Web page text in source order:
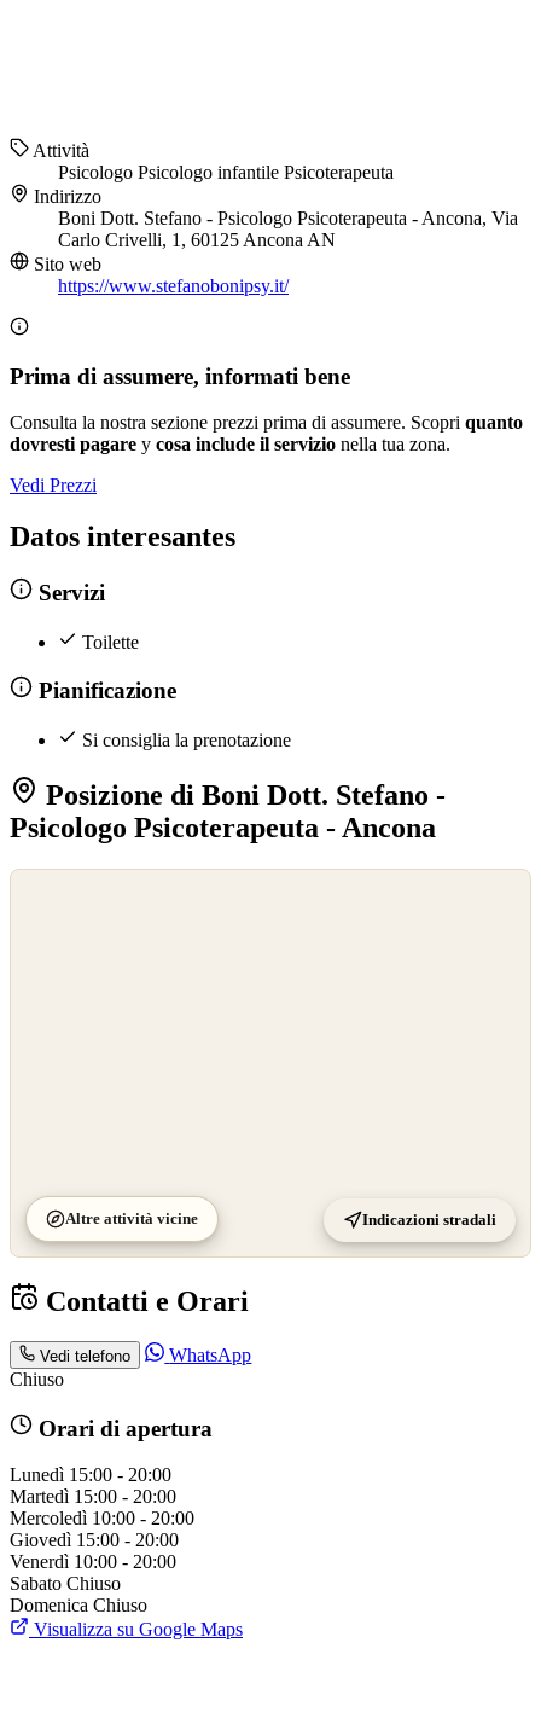
Attività
Psicologo Psicologo infantile Psicoterapeuta
Indirizzo
Boni Dott. Stefano - Psicologo Psicoterapeuta - Ancona, Via
Carlo Crivelli, 1, 60125 Ancona AN
Sito web
https://www.stefanobonipsy.it/
Prima di assumere, informati bene
Consulta la nostra sezione prezzi prima di assumere. Scopri quanto
dovresti pagare y cosa include il servizio nella tua zona.
Vedi Prezzi
Datos interesantes
Servizi
Toilette
Pianificazione
Si consiglia la prenotazione
Posizione di Boni Dott. Stefano -
Psicologo Psicoterapeuta - Ancona
Altre attività vicine Indicazioni stradali
Contatti e Orari
Vedi telefono
WhatsApp
Chiuso
Orari di apertura
Lunedì 15:00 - 20:00
Martedì 15:00 - 20:00
Mercoledì 10:00 - 20:00
Giovedì 15:00 - 20:00
Venerdì 10:00 - 20:00
Sabato Chiuso
Domenica Chiuso
Visualizza su Google Maps